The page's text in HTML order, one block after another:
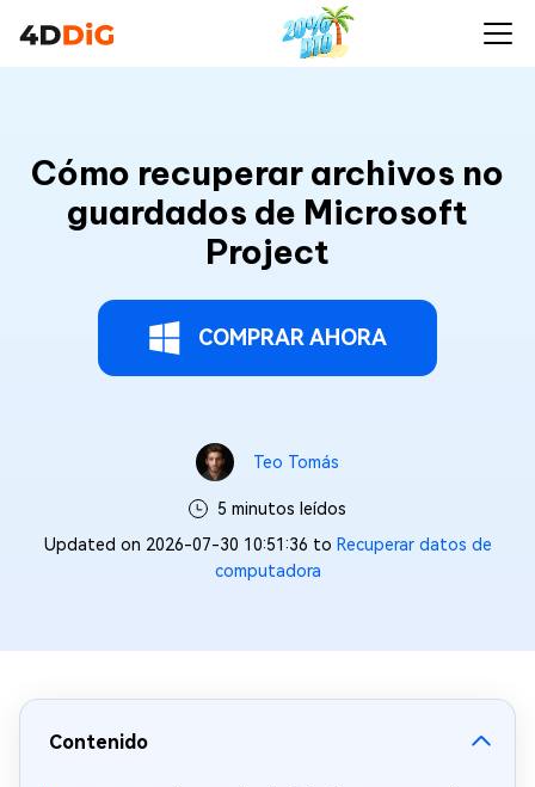
Cómo recuperar archivos no
guardados de Microsoft
Project
COMPRAR AHORA
Teo Tomás
5 minutos leídos
Updated on 2026-07-30 10:51:36 to Recuperar datos de
computadora
Contenido